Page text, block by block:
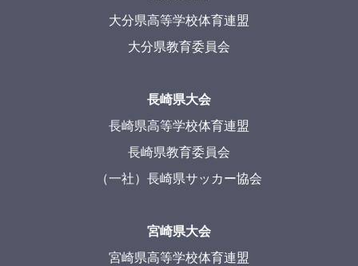
大分県高等学校体育連盟
大分県教育委員会
長崎県大会
長崎県高等学校体育連盟
長崎県教育委員会
（一社）長崎県サッカー協会
宮崎県大会
宮崎県高等学校体育連盟